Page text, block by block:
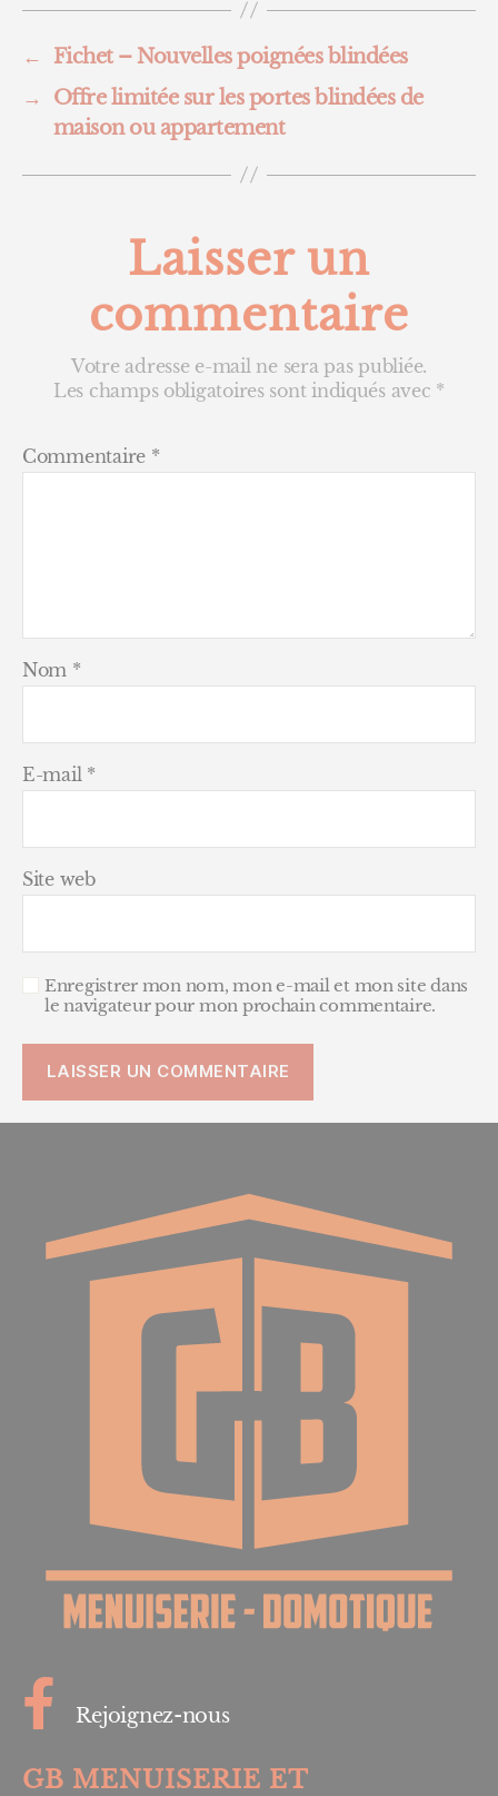
←
Fichet – Nouvelles poignées blindées
→
Offre limitée sur les portes blindées de
maison ou appartement
Laisser un
commentaire
Votre adresse e-mail ne sera pas publiée.
Les champs obligatoires sont indiqués avec *
Commentaire *
Nom *
E-mail *
Site web
Enregistrer mon nom, mon e-mail et mon site dans
le navigateur pour mon prochain commentaire.
Rejoignez-nous
GB MENUISERIE ET